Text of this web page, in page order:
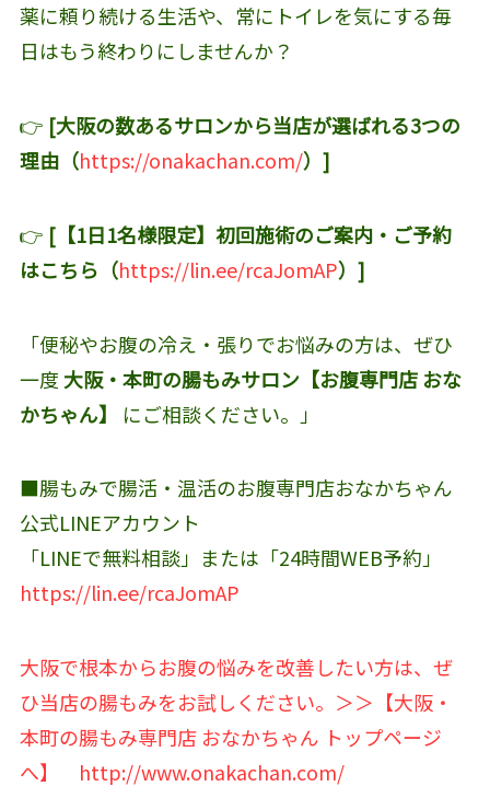
薬に頼り続ける生活や、常にトイレを気にする毎
日はもう終わりにしませんか？
👉 [大阪の数あるサロンから当店が選ばれる3つの
理由（https://onakachan.com/）]
👉 [【1日1名様限定】初回施術のご案内・ご予約
はこちら（https://lin.ee/rcaJomAP）]
「便秘やお腹の冷え・張りでお悩みの方は、ぜひ
一度 大阪・本町の腸もみサロン【お腹専門店 おな
かちゃん】
にご相談ください。」
■腸もみで腸活・温活のお腹専門店おなかちゃん
公式LINEアカウント‬
「LINEで無料相談」または「24時間WEB予約」
https://lin.ee/rcaJomAP
大阪で根本からお腹の悩みを改善したい方は、ぜ
ひ当店の腸もみをお試しください。＞＞【大阪・
本町の腸もみ専門店 おなかちゃん トップページ
へ】
http://www.onakachan.com/